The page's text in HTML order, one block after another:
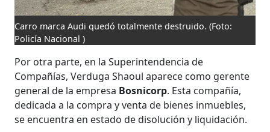
Carro marca Audi quedó totalmente destruido. (Foto:
Policía Nacional )
Por otra parte, en la Superintendencia de
Compañías, Verduga Shaoul aparece como gerente
general de la empresa Bosnicorp. Esta compañía,
dedicada a la compra y venta de bienes inmuebles,
se encuentra en estado de disolución y liquidación.